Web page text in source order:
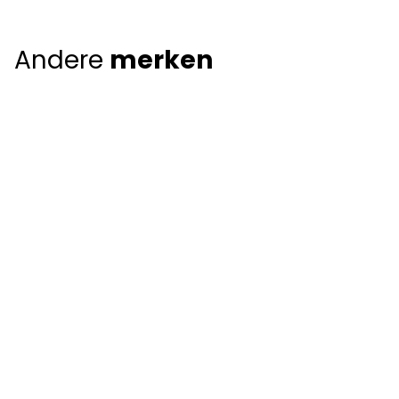
Andere merken